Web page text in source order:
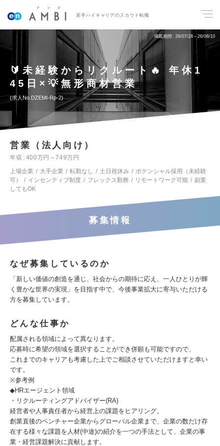
若手ハイキャリアのスカウト転職
掲載期間 26/07/28～26/08/10
🔰未経験からリクルート🔥 年休1
45日×💡無形商材営業
求人No.DZEMI-Rp-2
営業（法人向け）
年収
400万円～749万円
上場企業
大手企業 転勤なし 土日祝休み
ポテンシャル採用（未経験
可）
インセンティブ制度 フレックス勤務 リモートワーク可能
副業
してもOK
募集情報
なぜ募集しているのか
「新しい価値の創造を通じ、社会からの期待に応え、一人ひとりが輝
く豊かな世界の実現」を目指す中で、今後事業拡大に寄与いただける
方を募集しています。
どんな仕事か
配属される領域によって異なります。
応募時に希望の領域を選択することができ併願も可能ですので、
これまでのキャリアも考慮した上でご相談させていただけますと幸い
です。
※参考例
◆HRエージェント領域
・リクルーティングアドバイザー(RA)
経営者や人事責任者から経営上の課題をヒアリング。
創業直後のベンチャー企業からグローバル企業まで、企業の数だけ存
在する様々な課題を人材(中途)の紹介を一つの手法として、企業の事
業・経営課題解決に貢献します。